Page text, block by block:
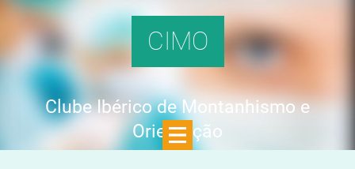
CIMO
Clube Ibérico de Montanhismo e
Orientação